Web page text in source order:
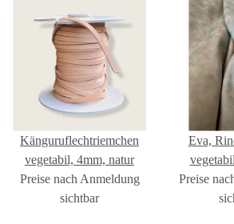
Känguruflechtriemchen
vegetabil, 4mm, natur
Preise nach Anmeldung
sichtbar
Eva,
Preise